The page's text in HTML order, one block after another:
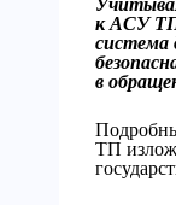
к АСУ
система
в
ТП